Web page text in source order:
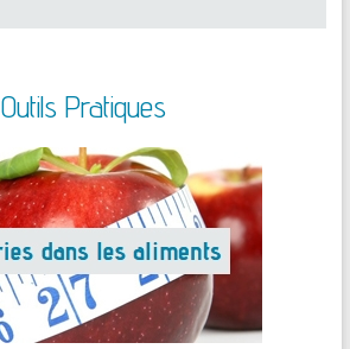
Outils Pratiques